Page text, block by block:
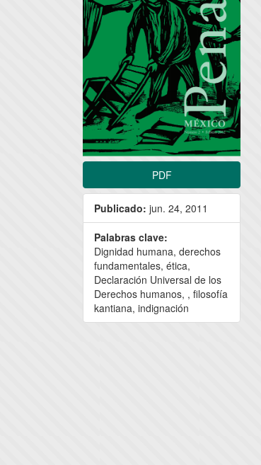
artículo
PDF
Publicado: jun. 24, 2011
Palabras clave:
Dignidad humana, derechos
fundamentales, ética,
Declaración Universal de los
Derechos humanos, , filosofía
kantiana, indignación